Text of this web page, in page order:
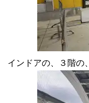
インドアの、３階の、